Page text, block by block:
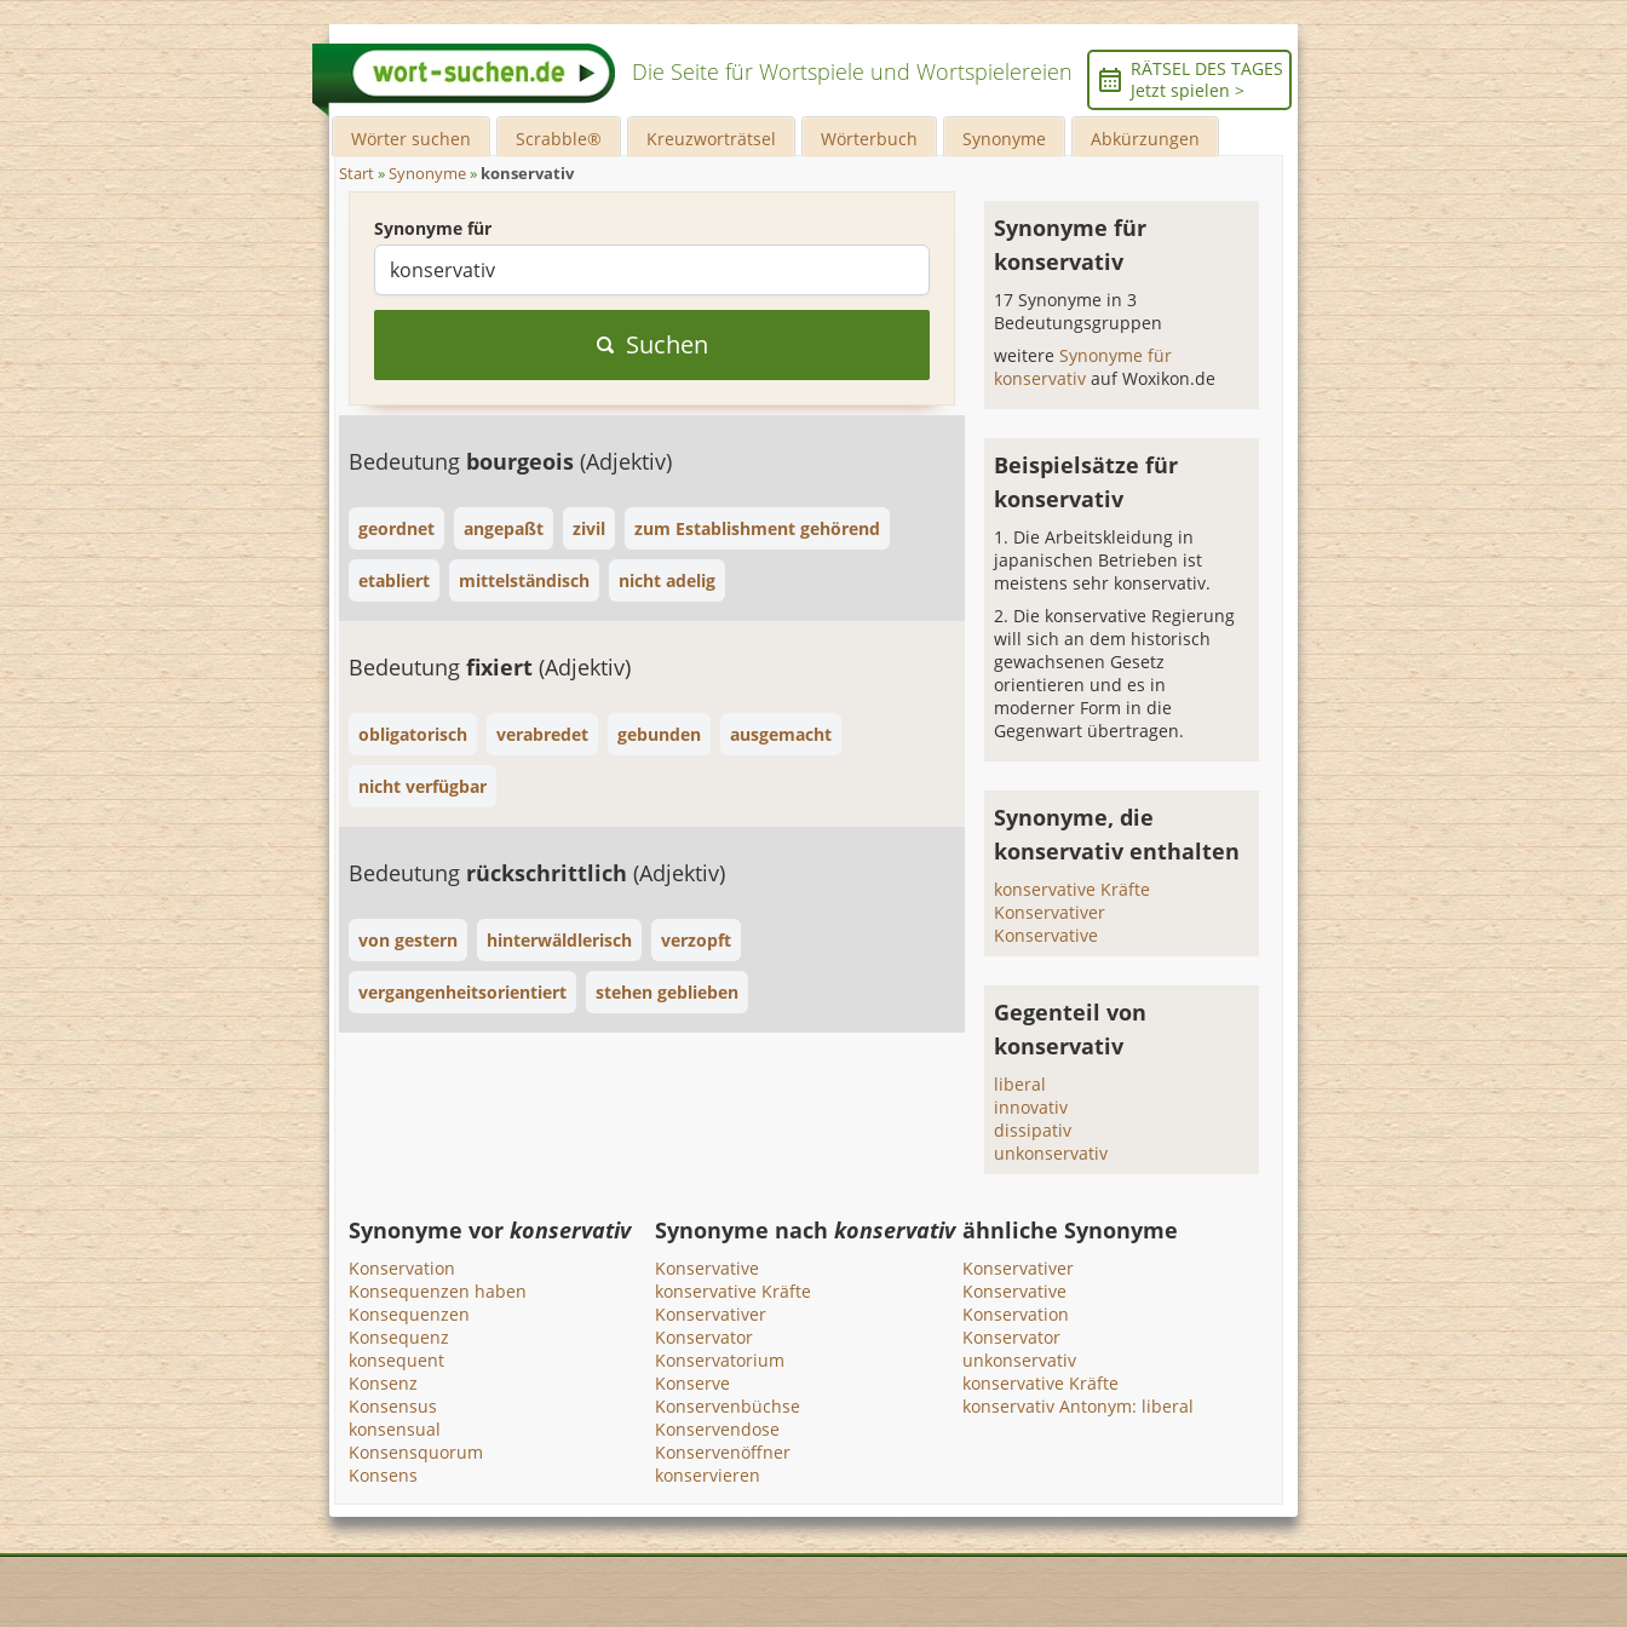
Die Seite für Wortspiele und Wortspielereien
RÄTSEL DES TAGES
Jetzt spielen >
Wörter suchen Scrabble® Kreuzworträtsel Wörterbuch Synonyme Abkürzungen
Start»Synonyme» konservativ
Synonyme für
Suchen
Bedeutung bourgeois (Adjektiv)
geordnet angepaßt zivil zum Establishment gehörend
etabliert mittelständisch nicht adelig
Bedeutung fixiert (Adjektiv)
obligatorisch verabredet gebunden ausgemacht
nicht verfügbar
Bedeutung rückschrittlich (Adjektiv)
von gestern hinterwäldlerisch verzopft
vergangenheitsorientiert stehen geblieben
Synonyme für
konservativ
17 Synonyme in 3
Bedeutungsgruppen
weitereSynonyme für
konservativauf Woxikon.de
Beispielsätze für
konservativ
Die Arbeitskleidung in
japanischen Betrieben ist
meistens sehr konservativ.
Die konservative Regierung
will sich an dem historisch
gewachsenen Gesetz
orientieren und es in
moderner Form in die
Gegenwart übertragen.
Synonyme, die
konservativ enthalten
konservative Kräfte
Konservativer
Konservative
Gegenteil von
konservativ
liberal
innovativ
dissipativ
unkonservativ
Synonyme vor konservativ
Konservation
Konsequenzen haben
Konsequenzen
Konsequenz
konsequent
Konsenz
Konsensus
konsensual
Konsensquorum
Konsens
Synonyme nachkonservativ
Konservative
konservative Kräfte
Konservativer
Konservator
Konservatorium
Konserve
Konservenbüchse
Konservendose
Konservenöffner
konservieren
ähnliche Synonyme
Konservativer
Konservative
Konservation
Konservator
unkonservativ
konservative Kräfte
konservativ Antonym: liberal